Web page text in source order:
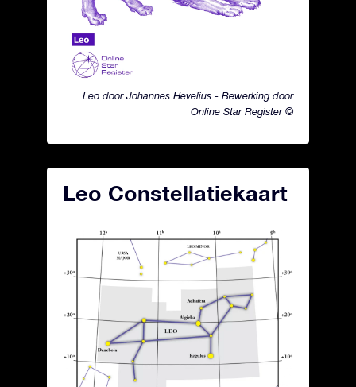
Leo door Johannes Hevelius - Bewerking door
Online Star Register ©
Leo Constellatiekaart